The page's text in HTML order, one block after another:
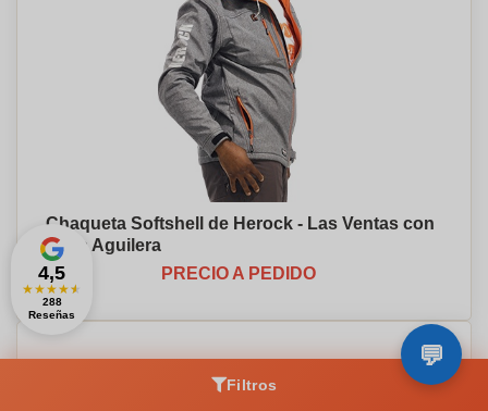
Chaqueta Softshell de Herock - Las Ventas con
Peña Aguilera
PRECIO A PEDIDO
Filtros
4,5
★★★★★
288
Reseñas